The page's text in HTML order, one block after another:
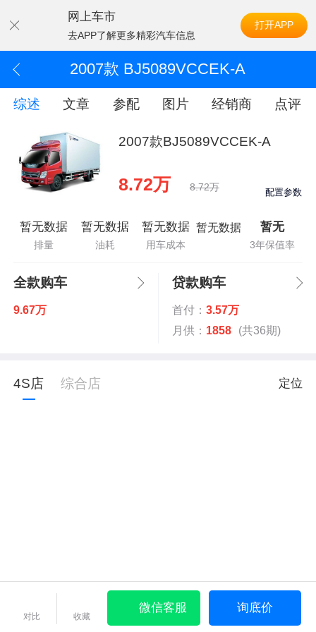
网上车市
去APP了解更多精彩汽车信息
打开APP
2007款 BJ5089VCCEK-A
综述 文章 参配 图片 经销商 点评
2007款BJ5089VCCEK-A
8.72万 8.72万 配置参数
暂无数据
排量
暂无数据
油耗
暂无数据
用车成本
暂无数据 暂无
3年保值率
全款购车
9.67万
贷款购车
首付： 3.57万
月供： 1858 (共36期)
4S店 综合店 定位
对比 收藏
微信客服 询底价